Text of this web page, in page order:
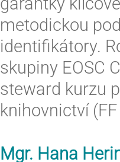
metodickou
identifikátory.
skupiny EOSC
steward kurzu
knihovnictví
Mgr. Hana